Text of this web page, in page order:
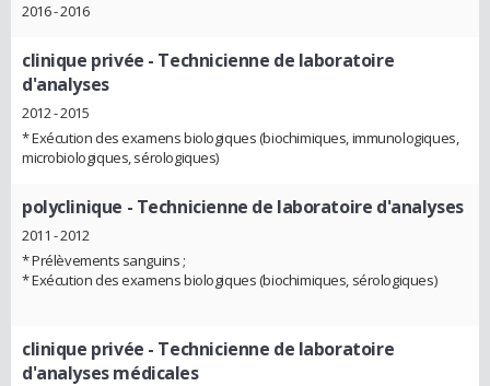
2016 - 2016
clinique privée - Technicienne de laboratoire
d'analyses
2012 - 2015
* Exécution des examens biologiques (biochimiques, immunologiques,
microbiologiques, sérologiques)
polyclinique - Technicienne de laboratoire d'analyses
2011 - 2012
* Prélèvements sanguins ;
* Exécution des examens biologiques (biochimiques, sérologiques)
clinique privée - Technicienne de laboratoire
d'analyses médicales